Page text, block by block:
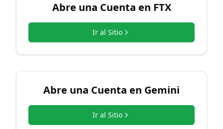
Abre una Cuenta en FTX
Ir al Sitio
Abre una Cuenta en Gemini
Ir al Sitio